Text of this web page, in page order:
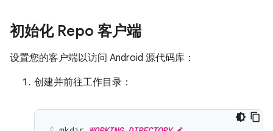
初始化 Repo 客户端
设置您的客户端以访问 Android 源代码库：
创建并前往工作目录：